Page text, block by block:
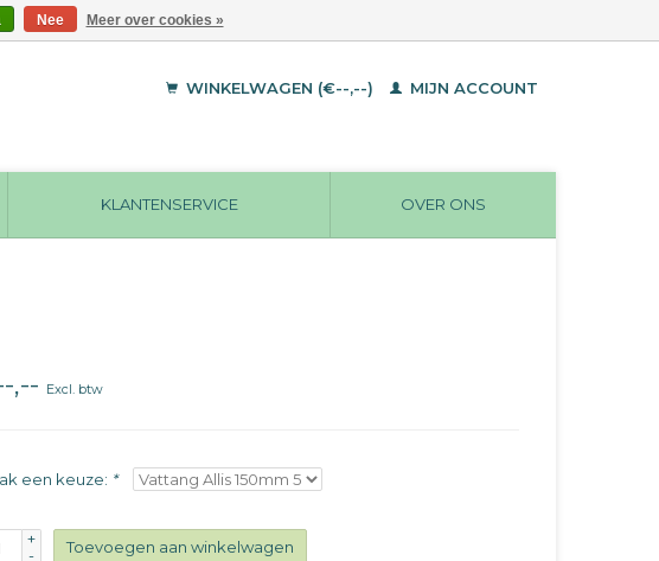
WINKELWAGEN (€--,--) MIJN ACCOUNT
KLANTENSERVICE OVER ONS
,-- Excl. btw
een keuze: *
+
-
Toevoegen aan winkelwagen
Nee Meer over cookies »